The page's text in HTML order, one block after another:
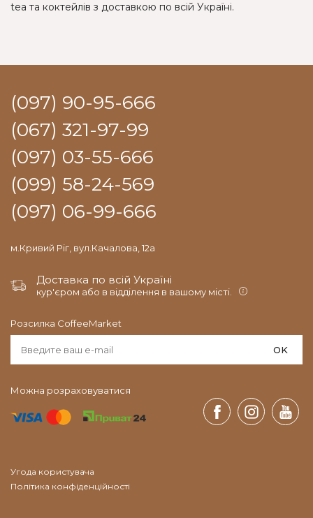
tea та коктейлів з доставкою по всій Україні.
(097) 90-95-666
(067) 321-97-99
(097) 03-55-666
(099) 58-24-569
(097) 06-99-666
м.Кривий Ріг, вул.Качалова, 12а
Доставка по всій Україні
кур'єром або в відділення в вашому місті.
Розсилка CoffeeMarket
OK
Можна розраховуватися
Угода користувача
Політика конфіденційності